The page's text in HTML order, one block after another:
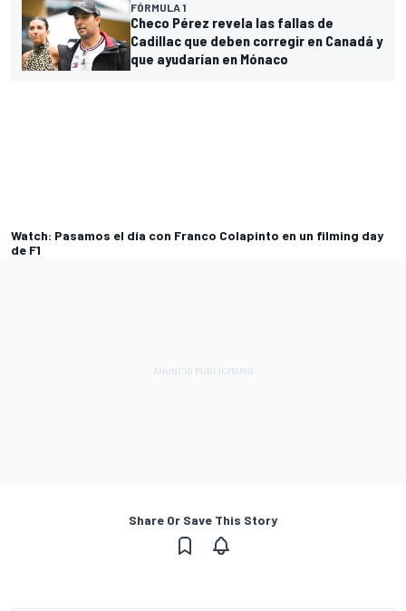
FÓRMULA 1
Checo Pérez revela las fallas de
Cadillac que deben corregir en Canadá y
que ayudarían en Mónaco
Watch: Pasamos el día con Franco Colapinto en un filming day
de F1
Share Or Save This Story